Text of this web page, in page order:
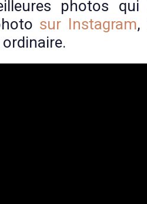
photos
sur Instagram,